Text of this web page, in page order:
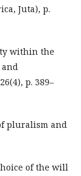
Juta), p.
within the
and
p. 389–
pluralism and
of the will